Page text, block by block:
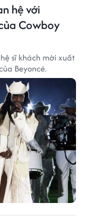
hệ với
Cowboy
sĩ khách mời xuất
Beyoncé.